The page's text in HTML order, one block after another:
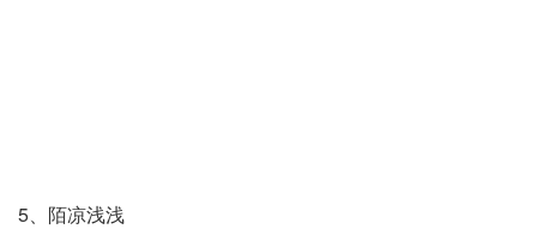
5、陌凉浅浅